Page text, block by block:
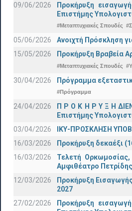
09/06/2026
Προκήρυξη
Eπιστήμης
#Μεταπτυχιακές Σπουδές
05/06/2026
Ανοιχτή Πρόσκληση
15/05/2026
Προκήρυξη Βραβεία
#Μεταπτυχιακές Σπουδές
30/04/2026 Πρόγραμμα
#Πρόγραμμα
24/04/2026
Π Ρ Ο Κ Η Ρ Υ Ξ Η
Επιστήμης
03/04/2026
ΙΚΥ-ΠΡΟΣΚΛΗΣΗ
16/03/2026
Προκήρυξη δεκαέξι
16/03/2026
Τελετή
Αμφιθέατρο Πετρίδης
12/03/2026
Προκήρυξη
2027
27/02/2026
Προκήρυξη